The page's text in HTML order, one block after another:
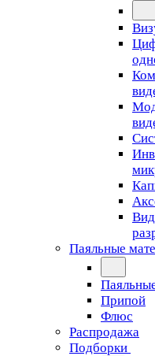
Паяльные
Припой
Флюс
Распродажа
Подборки